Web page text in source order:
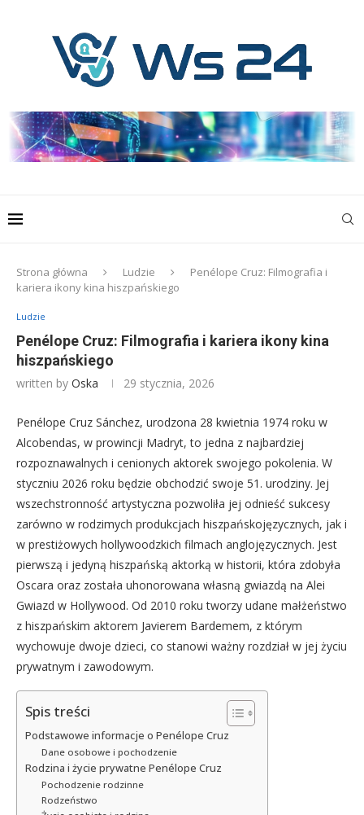
Strona główna Ludzie
Penélope Cruz: Filmografia i
kariera ikony kina hiszpańskiego
Ludzie
Penélope Cruz: Filmografia i kariera ikony kina
hiszpańskiego
written by Oska 29 stycznia, 2026
Penélope Cruz Sánchez, urodzona 28 kwietnia 1974 roku w
Alcobendas, w prowincji Madryt, to jedna z najbardziej
rozpoznawalnych i cenionych aktorek swojego pokolenia. W
styczniu 2026 roku będzie obchodzić swoje 51. urodziny. Jej
wszechstronność artystyczna pozwoliła jej odnieść sukcesy
zarówno w rodzimych produkcjach hiszpańskojęzycznych, jak i
w prestiżowych hollywoodzkich filmach anglojęzycznych. Jest
pierwszą i jedyną hiszpańską aktorką w historii, która zdobyła
Oscara oraz została uhonorowana własną gwiazdą na Alei
Gwiazd w Hollywood. Od 2010 roku tworzy udane małżeństwo
z hiszpańskim aktorem Javierem Bardemem, z którym
wychowuje dwoje dzieci, co stanowi ważny rozdział w jej życiu
prywatnym i zawodowym.
Spis treści
Podstawowe informacje o Penélope Cruz
Dane osobowe i pochodzenie
Rodzina i życie prywatne Penélope Cruz
Pochodzenie rodzinne
Rodzeństwo